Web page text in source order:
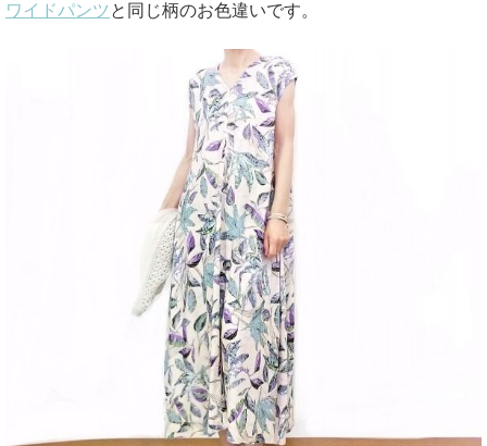
ワイドパンツ と同じ柄のお色違いです。